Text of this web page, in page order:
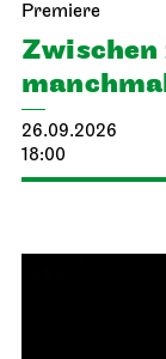
Premiere
Zwischen
26.09.2026
18:00